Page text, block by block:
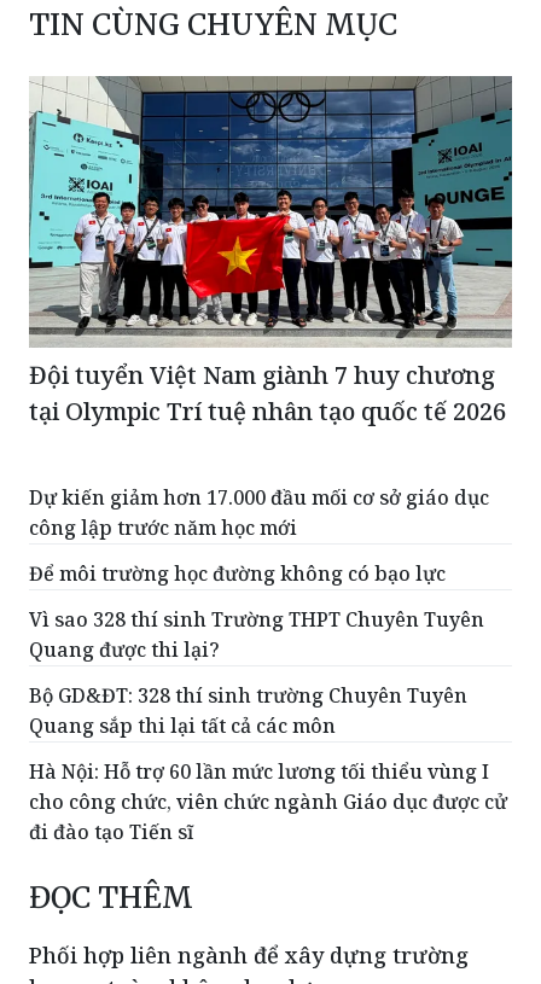
TIN CÙNG CHUYÊN MỤC
Đội tuyển Việt Nam giành 7 huy chương
tại Olympic Trí tuệ nhân tạo quốc tế 2026
Dự kiến giảm hơn 17.000 đầu mối cơ sở giáo dục
công lập trước năm học mới
Để môi trường học đường không có bạo lực
Vì sao 328 thí sinh Trường THPT Chuyên Tuyên
Quang được thi lại?
Bộ GD&ĐT: 328 thí sinh trường Chuyên Tuyên
Quang sắp thi lại tất cả các môn
Hà Nội: Hỗ trợ 60 lần mức lương tối thiểu vùng I
cho công chức, viên chức ngành Giáo dục được cử
đi đào tạo Tiến sĩ
ĐỌC THÊM
Phối hợp liên ngành để xây dựng trường